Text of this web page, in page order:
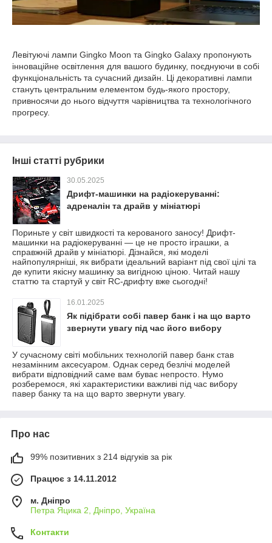
Левітуючі лампи Gingko Moon та Gingko Galaxy пропонують
інноваційне освітлення для вашого будинку, поєднуючи в собі
функціональність та сучасний дизайн. Ці декоративні лампи
стануть центральним елементом будь-якого простору,
привносячи до нього відчуття чарівництва та технологічного
прогресу.
Інші статті рубрики
30.05.2025
Дрифт-машинки на радіокеруванні:
адреналін та драйв у мініатюрі
Пориньте у світ швидкості та керованого заносу! Дрифт-
машинки на радіокеруванні — це не просто іграшки, а
справжній драйв у мініатюрі. Дізнайся, які моделі
найпопулярніші, як вибрати ідеальний варіант під свої цілі та
де купити якісну машинку за вигідною ціною. Читай нашу
статтю та стартуй у світ RC-дрифту вже сьогодні!
16.01.2025
Як підібрати собі павер банк і на що варто
звернути увагу під час його вибору
У сучасному світі мобільних технологій павер банк став
незамінним аксесуаром. Однак серед безлічі моделей
вибрати відповідний саме вам буває непросто. Нумо
розберемося, які характеристики важливі під час вибору
павер банку та на що варто звернути увагу.
Про нас
99% позитивних з 214 відгуків за рік
Працює з 14.11.2012
м. Дніпро
Петра Яцика 2, Дніпро, Україна
Контакти